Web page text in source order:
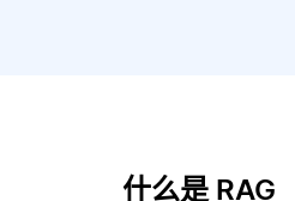
什么是 RAG